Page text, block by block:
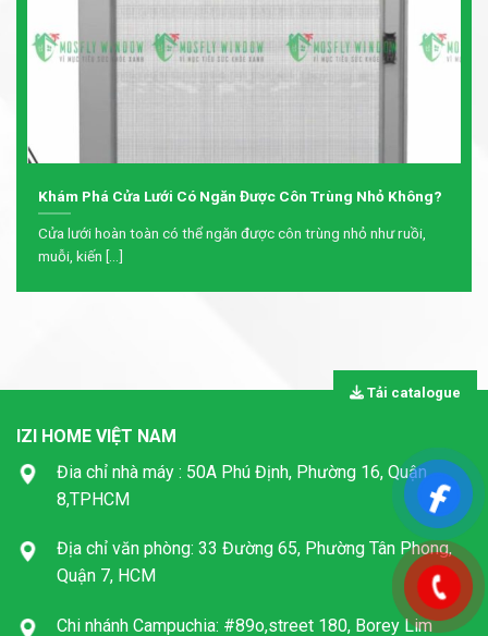
Tải catalogue
Khám Phá Cửa Lưới Có Ngăn Được Côn Trùng Nhỏ Không?
Cửa lưới hoàn toàn có thể ngăn được côn trùng nhỏ như ruồi,
muỗi, kiến [...]
IZI HOME VIỆT NAM
Đia chỉ nhà máy : 50A Phú Định, Phường 16, Quận
8,TPHCM
Địa chỉ văn phòng: 33 Đường 65, Phường Tân Phong,
Quận 7, HCM
Chi nhánh Campuchia: #89o,street 180, Borey Lim